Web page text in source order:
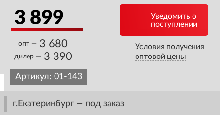
3 899
опт — 3 680
дилер — 3 390
Уведомить о
поступлении
Условия получения
оптовой цены
Артикул: 01-143
г.Екатеринбург — под заказ